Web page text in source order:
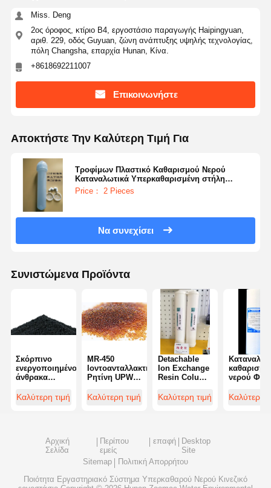
Miss. Deng
2ος όροφος, κτίριο Β4, εργοστάσιο παραγωγής Haipingyuan,
αριθ. 229, οδός Guyuan, ζώνη ανάπτυξης υψηλής τεχνολογίας,
πόλη Changsha, επαρχία Hunan, Κίνα.
+8618692211007
Επικοινωνήστε
Αποκτήστε Την Καλύτερη Τιμή Για
Τροφίμων Πλαστικό Καθαρισμού Νερού
Καταναλωτικά Υπερκαθαρισμένη στήλη
ρητίνης
Price： 2 Pieces
Να συνεχίσει
Συνιστώμενα Προϊόντα
Σκόρπινο
ενεργοποιημένο
άνθρακα
Επεξεργασία
βιομηχανικού
άνθρακα
Καλύτερη τιμή
MR-450
Ιοντοανταλλακτική
Ρητίνη UPW
Χαμηλότερα
Επίπεδα PPB
Καλύτερη τιμή
Detachable
Ion Exchange
Resin Column
Purification
Consumables
Καλύτερη τιμή
νερού
1μM 5μM
Καλύτερη
Αρχική
Σελίδα
Περίπου
εμείς
επαφή
Desktop
Site
Sitemap
Πολιτική Απορρήτου
Ποιότητα Εργαστηριακό Σύστημα Υπερκαθαρού Νερού Κινεζικό